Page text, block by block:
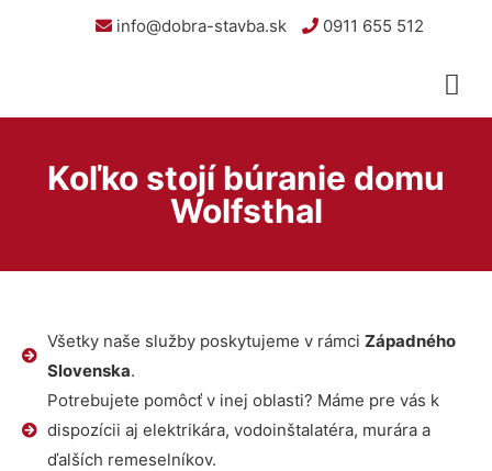
info@dobra-stavba.sk 0911 655 512
Koľko stojí búranie domu
Wolfsthal
Všetky naše služby poskytujeme v rámci Západného
Slovenska.
Potrebujete pomôcť v inej oblasti? Máme pre vás k
dispozícii aj elektrikára, vodoinštalatéra, murára a
ďalších remeselníkov.